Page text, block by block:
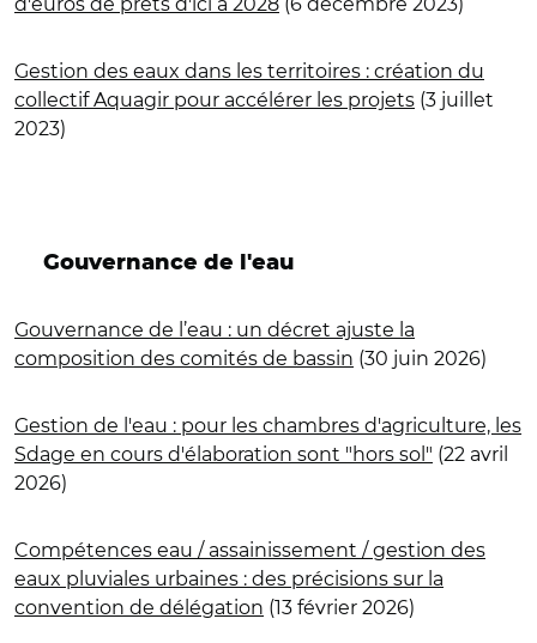
Gestion des eaux dans les territoires : création du
collectif Aquagir pour accélérer les projets (3 juillet
2023)
Gouvernance de l'eau
Gouvernance de l’eau : un décret ajuste la
composition des comités de bassin (30 juin 2026)
Gestion de l'eau : pour les chambres d'agriculture, les
Sdage en cours d'élaboration sont "hors sol" (22 avril
2026)
Compétences eau / assainissement / gestion des
eaux pluviales urbaines : des précisions sur la
convention de délégation (13 février 2026)